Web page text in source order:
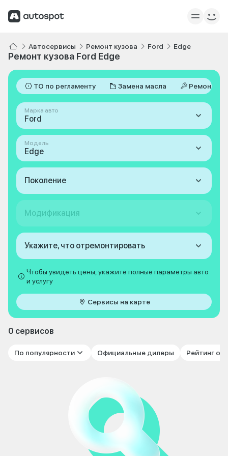
Автосервисы Ремонт кузова Ford Edge
Ремонт кузова Ford Edge
ТО по регламенту Замена масла Ремонт
Марка авто
Ford
Модель
Edge
Поколение
Модификация
Укажите, что отремонтировать
Чтобы увидеть цены, укажите полные параметры авто
и услугу
Сервисы на карте
0 сервисов
По популярности Официальные дилеры Рейтинг